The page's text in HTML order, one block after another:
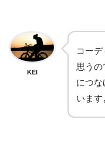
KEI
コー
思う
につ
います